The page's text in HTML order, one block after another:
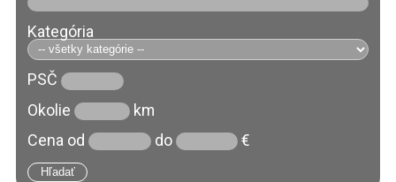
Kategória
PSČ
Okolie
km
Cena od do €